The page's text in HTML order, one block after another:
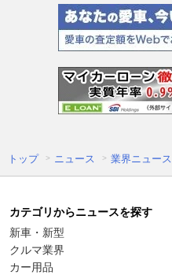
トップ ニュース 業界ニュース
カテゴリからニュースを探す
新車・新型
クルマ業界
カー用品